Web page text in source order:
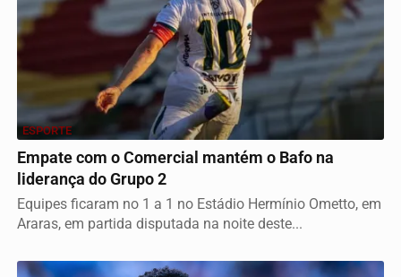
ESPORTE
Empate com o Comercial mantém o Bafo na
liderança do Grupo 2
Equipes ficaram no 1 a 1 no Estádio Hermínio Ometto, em
Araras, em partida disputada na noite deste...